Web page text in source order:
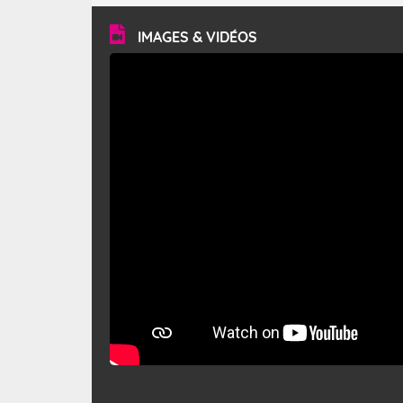
vitesse moyenne de 50 km/h et atteindre 80 à 100 km/h
en rafales, parfois davantage. Il parcourt la basse vallée
du Rhône et la Provence et envahit le littoral
méditerranéen à partir de la Camargue.
IMAGES & VIDÉOS